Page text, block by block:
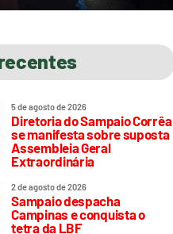
5 de agosto de 2026
Diretoria do Sampaio Corrêa
se manifesta sobre suposta
Assembleia Geral
Extraordinária
2 de agosto de 2026
Sampaio despacha
Campinas e conquista o
tetra da LBF